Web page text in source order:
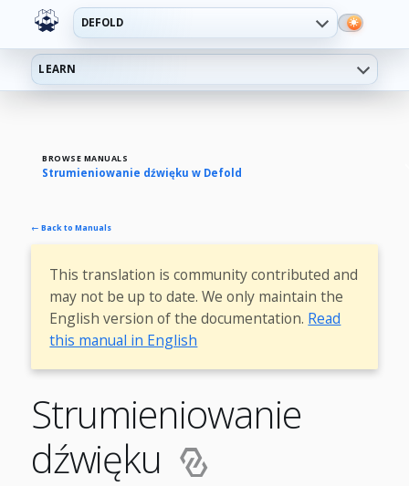
DEFOLD
LEARN
BROWSE MANUALS
Strumieniowanie dźwięku w Defold
← Back to Manuals
This translation is community contributed and
may not be up to date. We only maintain the
English version of the documentation. Read
this manual in English
Strumieniowanie
dźwięku